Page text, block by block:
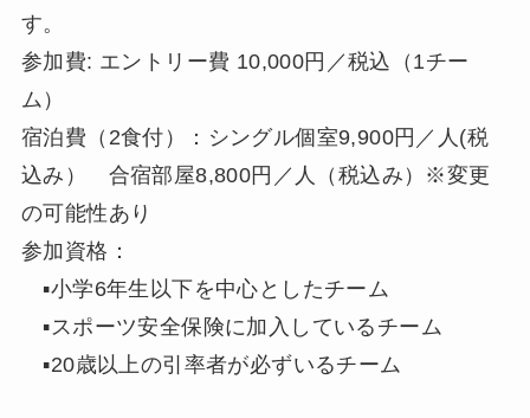
す。
参加費: エントリー費 10,000円／税込（1チー
ム）
宿泊費（2食付）：シングル個室9,900円／人(税
込み） 合宿部屋8,800円／人（税込み）※変更
の可能性あり
参加資格：
▪小学6年生以下を中心としたチーム
▪スポーツ安全保険に加入しているチーム
▪20歳以上の引率者が必ずいるチーム